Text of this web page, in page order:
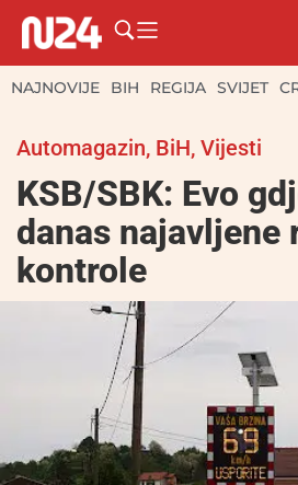
NAJNOVIJE BIH REGIJA SVIJET
Automagazin, BiH, Vijesti
KSB/SBK: Evo
danas najavljene
kontrole